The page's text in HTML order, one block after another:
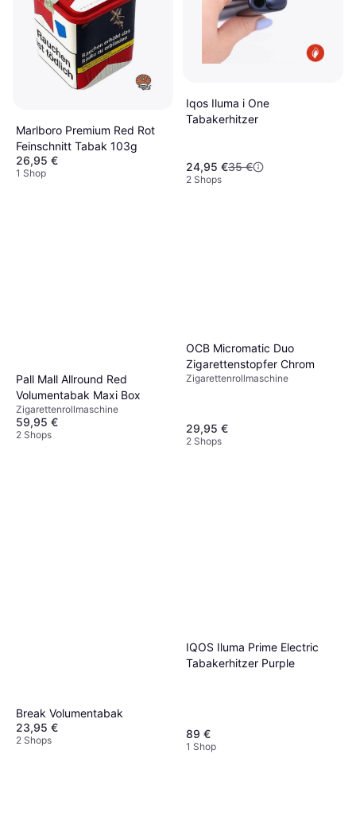
Marlboro Premium Red Rot
Feinschnitt Tabak 103g
26,95 €
1 Shop
Iqos Iluma i One
Tabakerhitzer
24,95 €35 €
2 Shops
Pall Mall Allround Red
Volumentabak Maxi Box
Zigarettenrollmaschine
59,95 €
2 Shops
OCB Micromatic Duo
Zigarettenstopfer Chrom
Zigarettenrollmaschine
29,95 €
2 Shops
Break Volumentabak
23,95 €
2 Shops
IQOS Iluma Prime Electric
Tabakerhitzer Purple
89 €
1 Shop